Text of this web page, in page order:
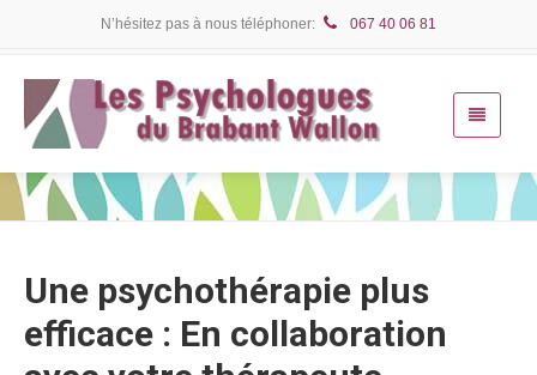
N’hésitez pas à nous téléphoner: 067 40 06 81
Une psychothérapie plus
efficace : En collaboration